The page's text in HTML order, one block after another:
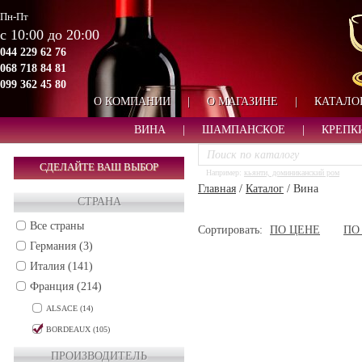
Пн-Пт
с 10:00 до 20:00
044 229 62 76
068 718 84 81
099 362 45 80
О КОМПАНИИ
| О МАГАЗИНЕ |
ВИНА ШАМПАНСКОЕ
СДЕЛАЙТЕ ВАШ ВЫБОР
СТРАНА
Все страны
Германия (3)
Италия (141)
Франция (214)
ALSACE (14)
BORDEAUX (105)
Bordeaux superieur (1)
ПРОИЗВОДИТЕЛЬ
Например: кьянти, доминиканский ром
Главная / Каталог / Вина
Сортировать: ПО ЦЕНЕ ПО